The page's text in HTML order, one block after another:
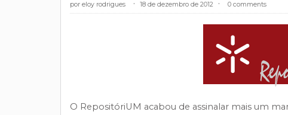
eloy rodrigues 18 de dezembro de 2012 0 comments
O RepositóriUM acabou de assinalar mais um